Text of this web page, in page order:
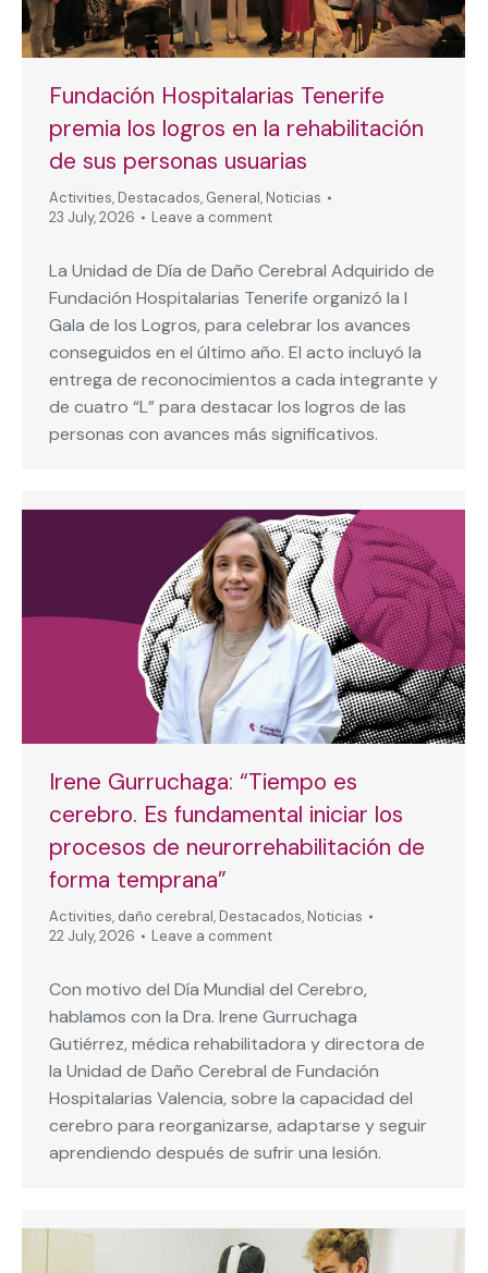
Fundación Hospitalarias Tenerife
premia los logros en la rehabilitación
de sus personas usuarias
Activities, Destacados, General, Noticias
23 July, 2026
Leave a comment
La Unidad de Día de Daño Cerebral Adquirido de
Fundación Hospitalarias Tenerife organizó la I
Gala de los Logros, para celebrar los avances
conseguidos en el último año. El acto incluyó la
entrega de reconocimientos a cada integrante y
de cuatro “L” para destacar los logros de las
personas con avances más significativos.
Irene Gurruchaga: “Tiempo es
cerebro. Es fundamental iniciar los
procesos de neurorrehabilitación de
forma temprana”
Activities, daño cerebral, Destacados, Noticias
22 July, 2026
Leave a comment
Con motivo del Día Mundial del Cerebro,
hablamos con la Dra. Irene Gurruchaga
Gutiérrez, médica rehabilitadora y directora de
la Unidad de Daño Cerebral de Fundación
Hospitalarias Valencia, sobre la capacidad del
cerebro para reorganizarse, adaptarse y seguir
aprendiendo después de sufrir una lesión.